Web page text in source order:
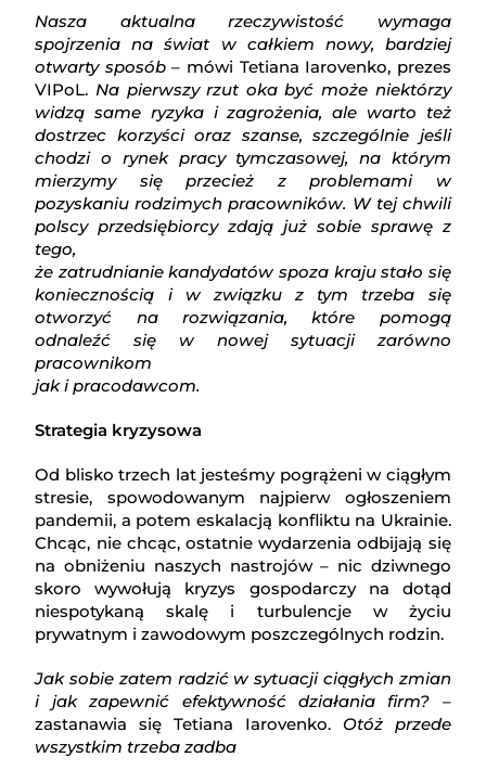
Nasza aktualna rzeczywistość wymaga
spojrzenia na świat w całkiem nowy, bardziej
otwarty sposób– mówi Tetiana Iarovenko, prezes
VIPoL.Na pierwszy rzut oka być może niektórzy
widzą same ryzyka i zagrożenia, ale warto też
dostrzec korzyści oraz szanse, szczególnie jeśli
chodzi o rynek pracy tymczasowej, na którym
mierzymy się przecież z problemami w
pozyskaniu rodzimych pracowników. W tej chwili
polscy przedsiębiorcy zdają już sobie sprawę z
tego,
że zatrudnianie kandydatów spoza kraju stało się
koniecznością i w związku z tym trzeba się
otworzyć na rozwiązania, które pomogą
odnaleźć się w nowej sytuacji zarówno
pracownikom
jak i pracodawcom.
Strategia kryzysowa
Od blisko trzech lat jesteśmy pogrążeni w ciągłym
stresie, spowodowanym najpierw ogłoszeniem
pandemii, a potem eskalacją konfliktu na Ukrainie.
Chcąc, nie chcąc, ostatnie wydarzenia odbijają się
na obniżeniu naszych nastrojów – nic dziwnego
skoro wywołują kryzys gospodarczy na dotąd
niespotykaną skalę i turbulencje w życiu
prywatnym i zawodowym poszczególnych rodzin.
Jak sobie zatem radzić w sytuacji ciągłych zmian
i jak zapewnić efektywność działania firm?
–
zastanawia się Tetiana Iarovenko. Otóż przede
wszystkim trzeba zadba